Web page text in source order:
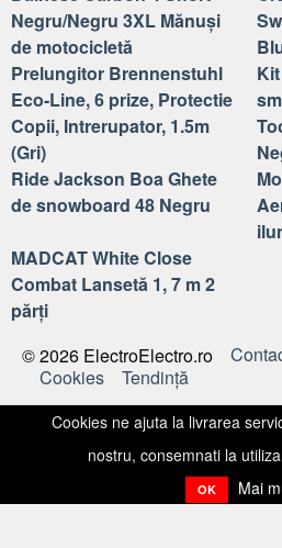
Negru/Negru 3XL Mănuși
de motocicletă
Prelungitor Brennenstuhl
Eco-Line, 6 prize, Protectie
Copii, Intrerupator, 1.5m
(Gri)
Ride Jackson Boa Ghete
de snowboard 48 Negru
MADCAT White Close
Combat Lansetă 1, 7 m 2
părți
© 2026 ElectroElectro.ro
Cookies
Tendinţă
Cookies ne ajuta la livrarea
nostru, consemnati la
OK Mai